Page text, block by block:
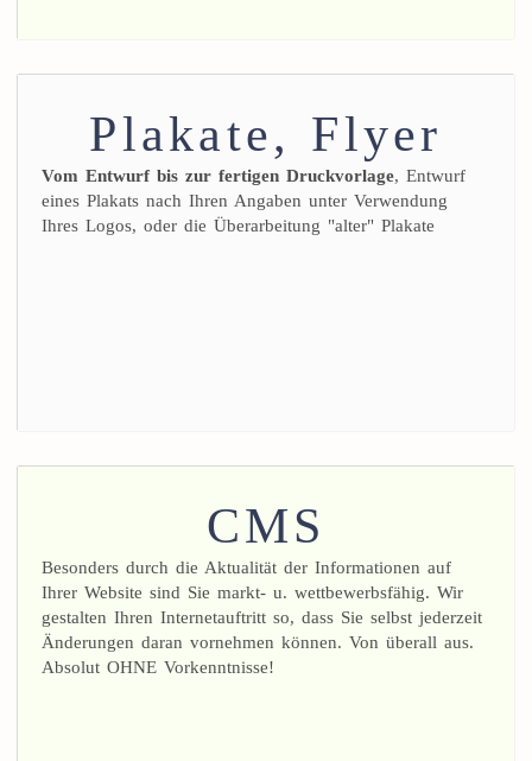
Plakate, Flyer
Vom Entwurf bis zur fertigen Druckvorlage, Entwurf
eines Plakats nach Ihren Angaben unter Verwendung
Ihres Logos, oder die Überarbeitung "alter" Plakate
CMS
Besonders durch die Aktualität der Informationen auf
Ihrer Website sind Sie markt- u. wettbewerbsfähig. Wir
gestalten Ihren Internetauftritt so, dass Sie selbst jederzeit
Änderungen daran vornehmen können. Von überall aus.
Absolut OHNE Vorkenntnisse!